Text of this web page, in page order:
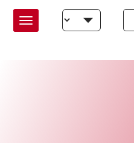
Select your language